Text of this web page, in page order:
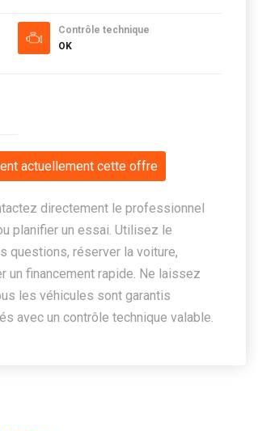
Contrôle technique
OK
actuellement cette offre
directement le professionnel
planifier un essai. Utilisez le
questions, réserver la voiture,
un financement rapide. Ne laissez
les véhicules sont garantis
avec un contrôle technique valable.